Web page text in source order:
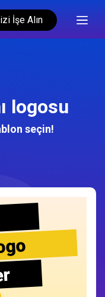
İşe Alın
logosu
seçin!